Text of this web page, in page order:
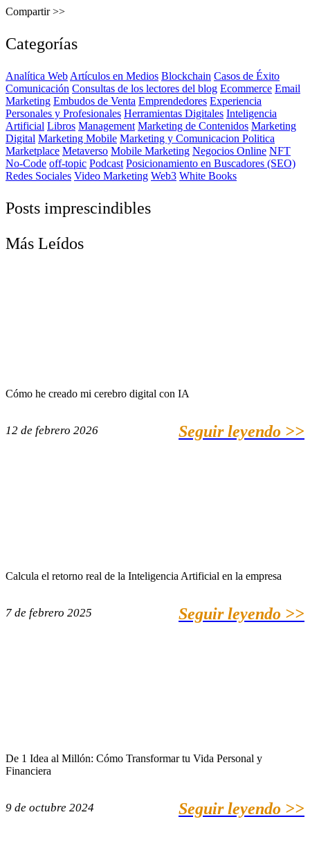
Compartir >>
Categorías
Analítica Web Artículos en Medios Blockchain Casos de Éxito
Comunicación Consultas de los lectores del blog Ecommerce Email
Marketing Embudos de Venta Emprendedores Experiencia
Personales y Profesionales Herramientas Digitales Inteligencia
Artificial Libros Management Marketing de Contenidos Marketing
Digital Marketing Mobile Marketing y Comunicacion Politica
Marketplace Metaverso Mobile Marketing Negocios Online NFT
No-Code off-topic Podcast Posicionamiento en Buscadores (SEO)
Redes Sociales Video Marketing Web3 White Books
Posts imprescindibles
Más Leídos
Cómo he creado mi cerebro digital con IA
12 de febrero 2026 Seguir leyendo >>
Calcula el retorno real de la Inteligencia Artificial en la empresa
7 de febrero 2025 Seguir leyendo >>
De 1 Idea al Millón: Cómo Transformar tu Vida Personal y
Financiera
9 de octubre 2024 Seguir leyendo >>